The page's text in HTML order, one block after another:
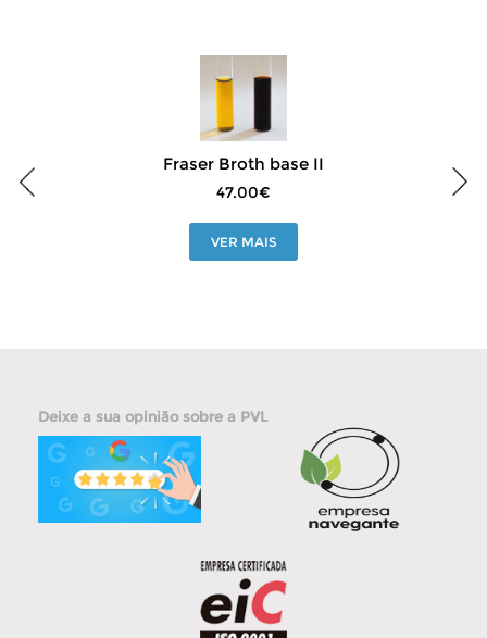
Fraser Broth base II
47.00€
VER MAIS
Deixe a sua opinião sobre a PVL